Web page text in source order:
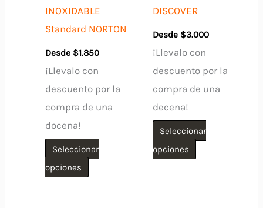
página
INOXIDABLE
Standard NORTON
Desde $1.850
¡Llevalo con
descuento por la
compra de una
docena!
Seleccionar
opciones
DISCOVER
Desde $3.000
¡Llevalo con
descuento por la
compra de una
decena!
Seleccionar
opciones